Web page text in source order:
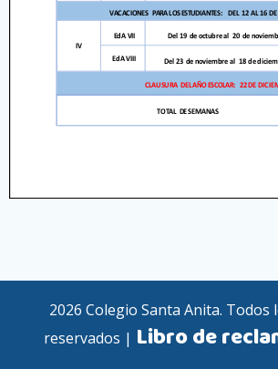
2026 Colegio Santa Anita. Todos
reservados | Libro de